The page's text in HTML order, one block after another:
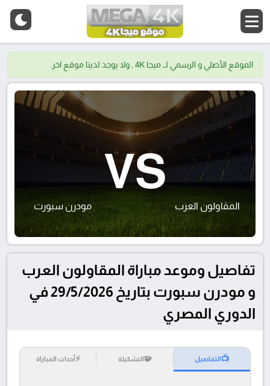
الموقع الأصلي و الرسمي لــ ميجا 4K , ولا يوجد لدينا موقع اخر.
المقاولون العرب
VS
مودرن سبورت
تفاصيل وموعد مباراة المقاولون العرب
و مودرن سبورت بتاريخ 29/5/2026 في
الدوري المصري
📺التفاصيل 🧩التشكيلة ⚡أحداث المباراة